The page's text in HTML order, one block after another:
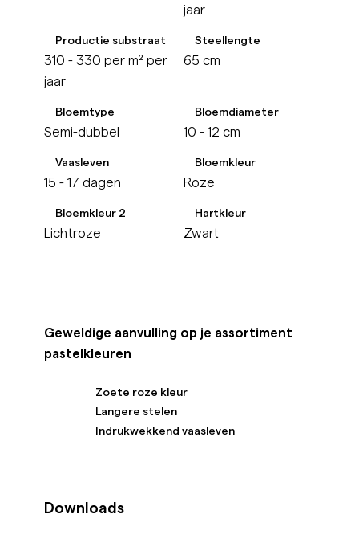
jaar
Productie substraat
310 - 330 per m² per
jaar
Steellengte
65 cm
Bloemtype
Semi-dubbel
Bloemdiameter
10 - 12 cm
Vaasleven
15 - 17 dagen
Bloemkleur
Roze
Bloemkleur 2
Lichtroze
Hartkleur
Zwart
Geweldige aanvulling op je assortiment
pastelkleuren
Zoete roze kleur
Langere stelen
Indrukwekkend vaasleven
Downloads